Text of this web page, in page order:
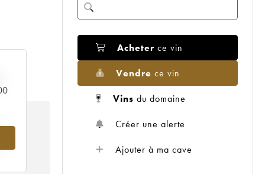
Acheter ce vin
Vendre ce vin
Vins du domaine
Créer une alerte
Ajouter à ma cave